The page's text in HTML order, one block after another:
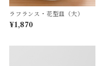
ラフランス・花型皿（大）
¥1,870